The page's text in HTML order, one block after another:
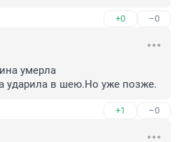
+0 –0
умерла
ударила в шею.Но уже позже.
+1 –0